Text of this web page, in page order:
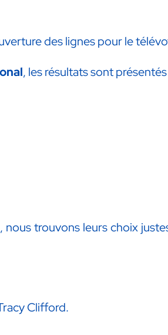
des lignes pour le
, les résultats sont
trouvons leurs choix
Clifford.